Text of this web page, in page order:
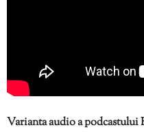
Varianta audio a podcastului